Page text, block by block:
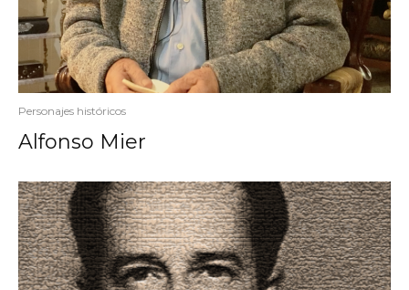
Personajes históricos
Alfonso Mier